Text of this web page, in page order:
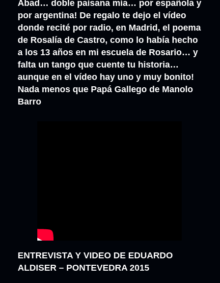
Abad… doble paisana mía… por española y
por argentina! De regalo te dejo el vídeo
donde recité por radio, en Madrid, el poema
de Rosalía de Castro, como lo había hecho
a los 13 años en mi escuela de Rosario… y
falta un tango que cuente tu historia…
aunque en el vídeo hay uno y muy bonito!
Nada menos que Papá Gallego de Manolo
Barro
ENTREVISTA Y VIDEO DE EDUARDO
ALDISER – PONTEVEDRA 2015